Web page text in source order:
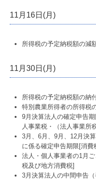
11月16日(月)
所得税の予定納税額の減
11月30日(月)
所得税の予定納税額の納
特別農業所得者の所得税
9月決算法人の確定申告
人事業税・（法人事業所
3月、6月、9月、12月決
に係る確定申告期限[消費
法人・個人事業者の1月
税及び地方消費税]
3月決算法人の中間申告